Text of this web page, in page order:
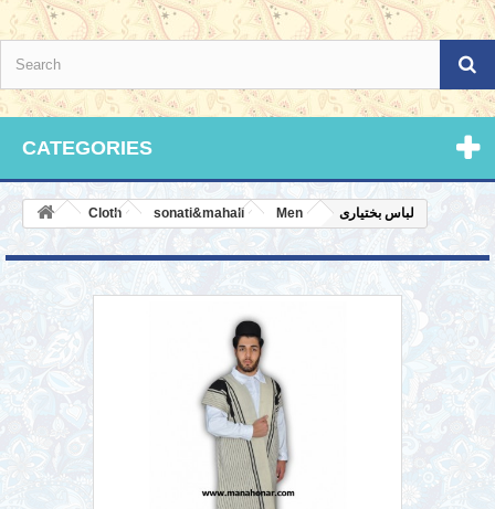
CATEGORIES
Cloth sonati&mahali Men لباس بختیاری